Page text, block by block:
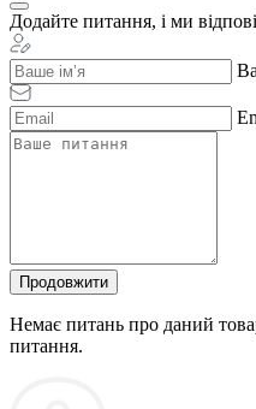
Додайте питання, і ми
Продовжити
Немає питань про даний
питання.